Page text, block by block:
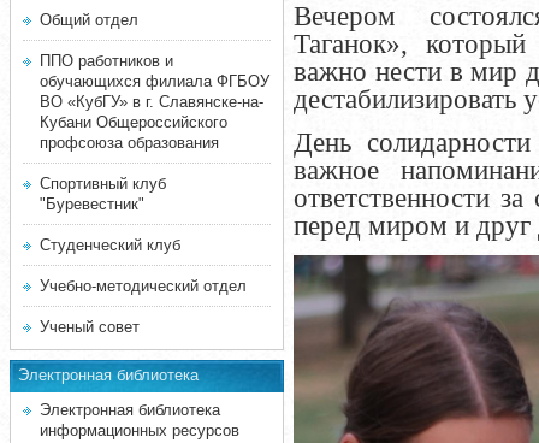
Общий отдел
ППО работников и
обучающихся филиала ФГБОУ
ВО «КубГУ» в г. Славянске-на-
Кубани Общероссийского
профсоюза образования
Спортивный клуб
"Буревестник"
Студенческий клуб
Учебно-методический отдел
Ученый совет
Электронная библиотека
Электронная библиотека
информационных ресурсов
Вечером
Таганок»,
важно нести в мир
дестабилизировать
День
важное
ответственности
перед миром и друг